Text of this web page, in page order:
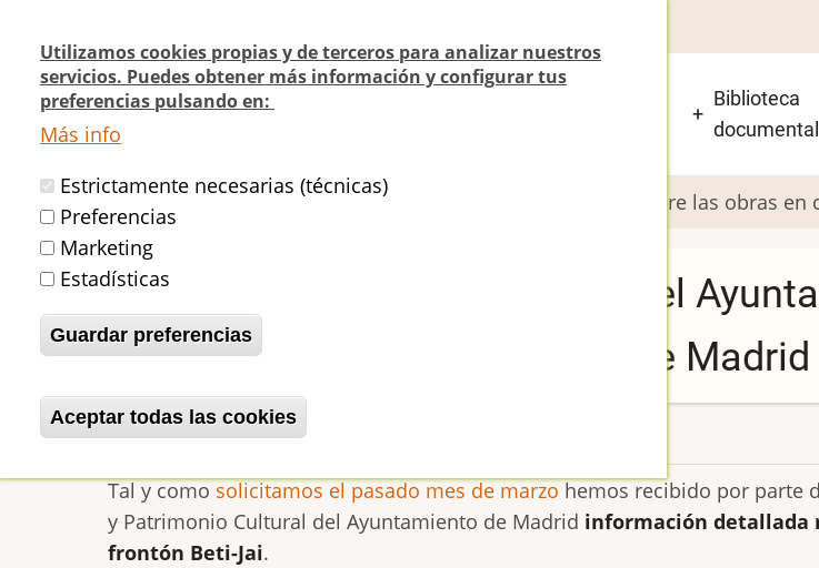
Utilizamos cookies propias y de terceros para analizar nuestros
servicios. Puedes obtener más información y configurar tus
preferencias pulsando en:
Más info
Estrictamente necesarias (técnicas)
Preferencias
Marketing
Estadísticas
Guardar preferencias
Aceptar todas las cookies
Revocar consentimiento
contenido
principal
Navegación
Actualidad
Biblioteca
documental
Inicio Información oficial recibida del Ayuntamiento sobre las obras en
Información oficial recibida del
curso en el Frontón Beti-Jai de Madrid
betijaimadrid
Vie, 08/04/2016 - 01:50
Tal y comosolicitamos el pasado mes de marzohemos recibido por parte
y Patrimonio Cultural del Ayuntamiento de Madrid información detallada
frontón Beti-Jai.